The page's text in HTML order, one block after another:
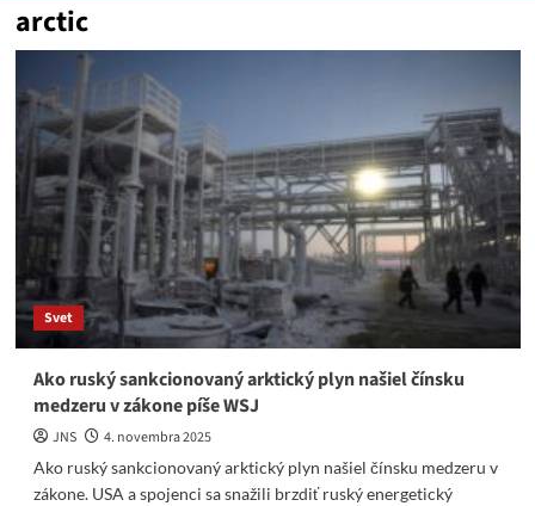
arctic
Svet
Ako ruský sankcionovaný arktický plyn našiel čínsku
medzeru v zákone píše WSJ
JNS
4. novembra 2025
Ako ruský sankcionovaný arktický plyn našiel čínsku medzeru v
zákone. USA a spojenci sa snažili brzdiť ruský energetický